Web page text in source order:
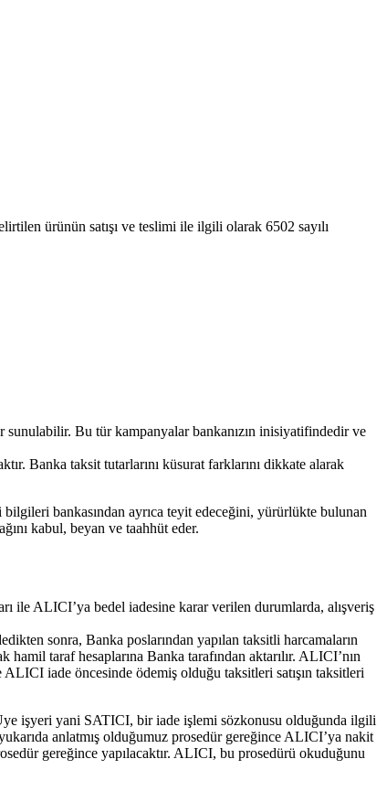
ürünün satışı ve teslimi ile ilgili olarak 6502 sayılı
Bu tür kampanyalar bankanızın inisiyatifindedir ve
Banka taksit tutarlarını küsurat farklarını dikkate alarak
bankasından ayrıca teyit edeceğini, yürürlükte bulunan
kabul, beyan ve taahhüt eder.
ile ALICI’ya bedel iadesine karar verilen durumlarda, alışveriş
sonra, Banka poslarından yapılan taksitli harcamaların
taraf hesaplarına Banka tarafından aktarılır. ALICI’nın
iade öncesinde ödemiş olduğu taksitleri satışın taksitleri
işyeri yani SATICI, bir iade işlemi sözkonusu olduğunda ilgili
anlatmış olduğumuz prosedür gereğince ALICI’ya nakit
gereğince yapılacaktır. ALICI, bu prosedürü okuduğunu